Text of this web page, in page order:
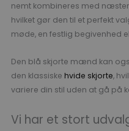
nemt kombineres med
hvilket gør den til et perfekt
møde, en festlig begivenhed
Den blå skjorte mænd kan
den klassiske hvide skjorte,
variere din stil uden at gå på
Vi har et stort